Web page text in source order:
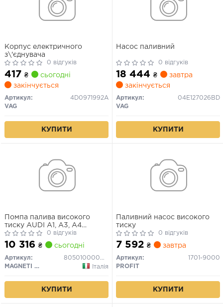
Корпус електричного
з\'єднувача
0 відгуків
417 ₴
сьогодні
закінчується
Артикул:
4D0971992A
VAG
КУПИТИ
Насос паливний
0 відгуків
18 444 ₴
завтра
закінчується
Артикул:
04E127026BD
VAG
КУПИТИ
Помпа палива високого
тиску AUDI A1, A3, A4
ALLROAD B8, A4 B8, A5, A6
C7, A7, A8 D4, Q3, Q5, TT
CUPRA ATECA SEAT
ALHAMBRA, ALTEA XL,
EXEO, EXEO ST, LEON, LEON
2.0/2.0ALK/2.0H 09.04-
0 відгуків
10 316 ₴ сьогодні
Артикул:
805010000060
MAGNETI MARELLI
Італія
КУПИТИ
Паливний насос високого
тиску
0 відгуків
7 592 ₴ завтра
Артикул:
1701-9000
PROFIT
КУПИТИ